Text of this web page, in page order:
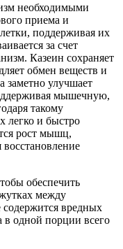
необходимыми
приема и
поддерживая их
за счет
Казеин сохраняет
обмен веществ и
заметно улучшает
мышечную,
такому
легко и быстро
рост мышц,
обеспечить
между
вредных
одной порции всего